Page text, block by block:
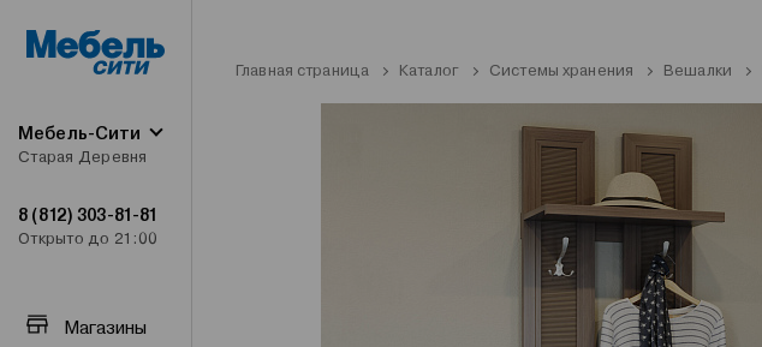
Мебель-Сити
Старая Деревня
8 (812) 303-81-81
Открыто до 21:00
Магазины
Главная страница Каталог Системы хранения Вешалки